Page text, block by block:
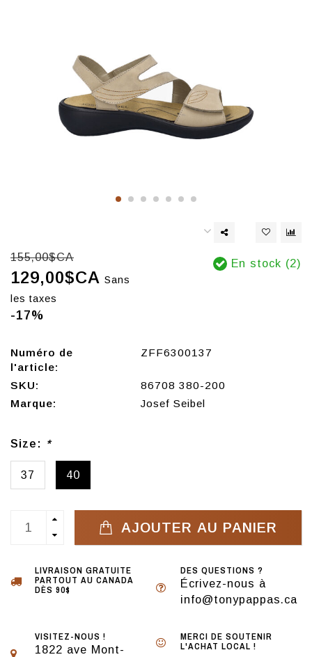
155,00$CA
129,00$CA Sans
les taxes
-17%
En stock (2)
Numéro de
l'article:
ZFF6300137
SKU:
86708 380-200
Marque:
Josef Seibel
Size: *
37 40
AJOUTER AU PANIER
LIVRAISON GRATUITE
PARTOUT AU CANADA
DÈS 90$
DES QUESTIONS ?
Écrivez-nous à
info@tonypappas.ca
VISITEZ-NOUS !
1822 ave Mont-
MERCI DE SOUTENIR
L'ACHAT LOCAL !